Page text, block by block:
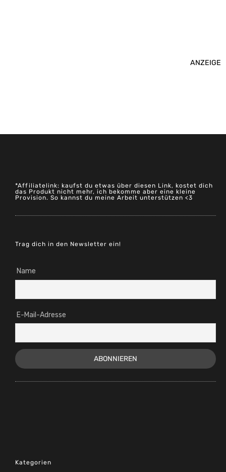
ANZEIGE
*Affiliatelink: kaufst du etwas über diesen Link, kostet dich
das Produkt nicht mehr, ich bekomme aber eine kleine
Provision. So kannst du meine Arbeit unterstützen <3
Trag dich in den Newsletter ein!
Name
E-Mail-Adresse
Kategorien